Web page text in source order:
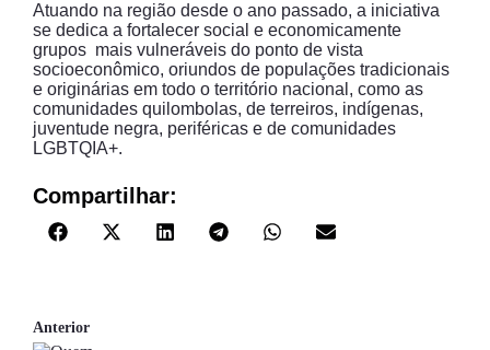
Atuando na região desde o ano passado, a iniciativa
se dedica a fortalecer social e economicamente
grupos mais vulneráveis do ponto de vista
socioeconômico, oriundos de populações tradicionais
e originárias em todo o território nacional, como as
comunidades quilombolas, de terreiros, indígenas,
juventude negra, periféricas e de comunidades
LGBTQIA+.
Compartilhar:
Anterior